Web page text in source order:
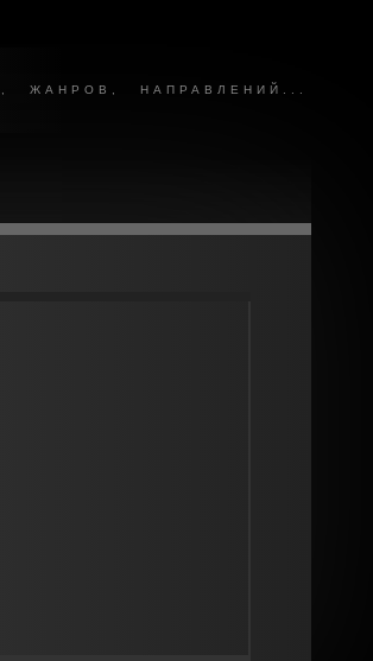
ЖАНРОВ, НАПРАВЛЕНИЙ...